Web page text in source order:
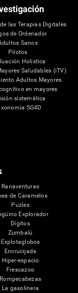
las Terapias Digitales
de Ordenador
Sanos
Pilotos
Holistica
Saludables (iTV)
Adultos Mayores
en mayores
sistemática
SG4D
Ranaventuras
de Caramelos
Puzles
Explorador
Dígitos
Zumbalú
Explotaglobos
Encrucijada
Hiper-espacio
Frescazoo
Rompecabezas
La gasolinera